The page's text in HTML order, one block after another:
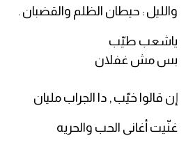
والليل : حيطان الظلم والقضبان .
ياشعب طيّب
بس مش غفلان
إن قالوا خيّب , دا الجراب مليان
غنّيت أغانى الحب والحريه